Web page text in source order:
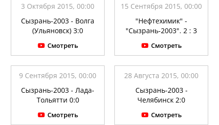
3 Октября 2015, 00:00
Сызрань-2003 - Волга
(Ульяновск) 3:0
Смотреть
15 Сентября 2015, 00:00
"Нефтехимик" -
"Сызрань-2003". 2 : 3
Смотреть
9 Сентября 2015, 00:00
Сызрань-2003 - Лада-
Тольятти 0:0
Смотреть
28 Августа 2015, 00:00
Сызрань-2003 -
Челябинск 2:0
Смотреть